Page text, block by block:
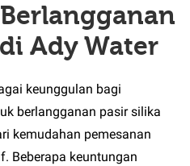
Ady Water
keunggulan bagi
berlangganan pasir silika
kemudahan pemesanan
Beberapa keuntungan